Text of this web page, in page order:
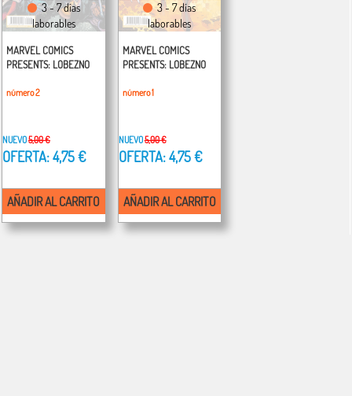
3 - 7 días
laborables
MARVEL COMICS
PRESENTS: LOBEZNO
número 2
NUEVO5,00 €
OFERTA: 4,75 €
AÑADIR AL CARRITO
3 - 7 días
laborables
MARVEL COMICS
PRESENTS: LOBEZNO
número 1
NUEVO5,00 €
OFERTA: 4,75 €
AÑADIR AL CARRITO